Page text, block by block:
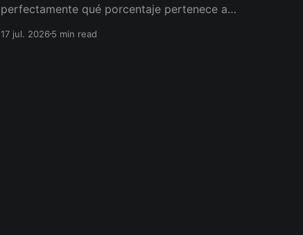
perfectamente qué porcentaje pertenece a
quiere retirarse y nadie sabe cuánto vale
17 jul. 20265 min read